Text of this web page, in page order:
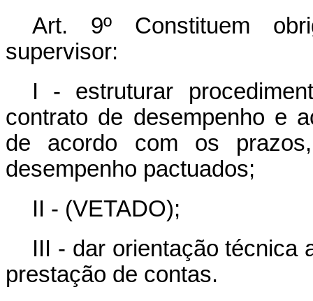
Art. 9º Constituem
supervisor:
I - estruturar
contrato de desempenho e
de acordo com os
desempenho pactuados;
II - (VETADO);
III - dar orientação técnica
prestação de contas.